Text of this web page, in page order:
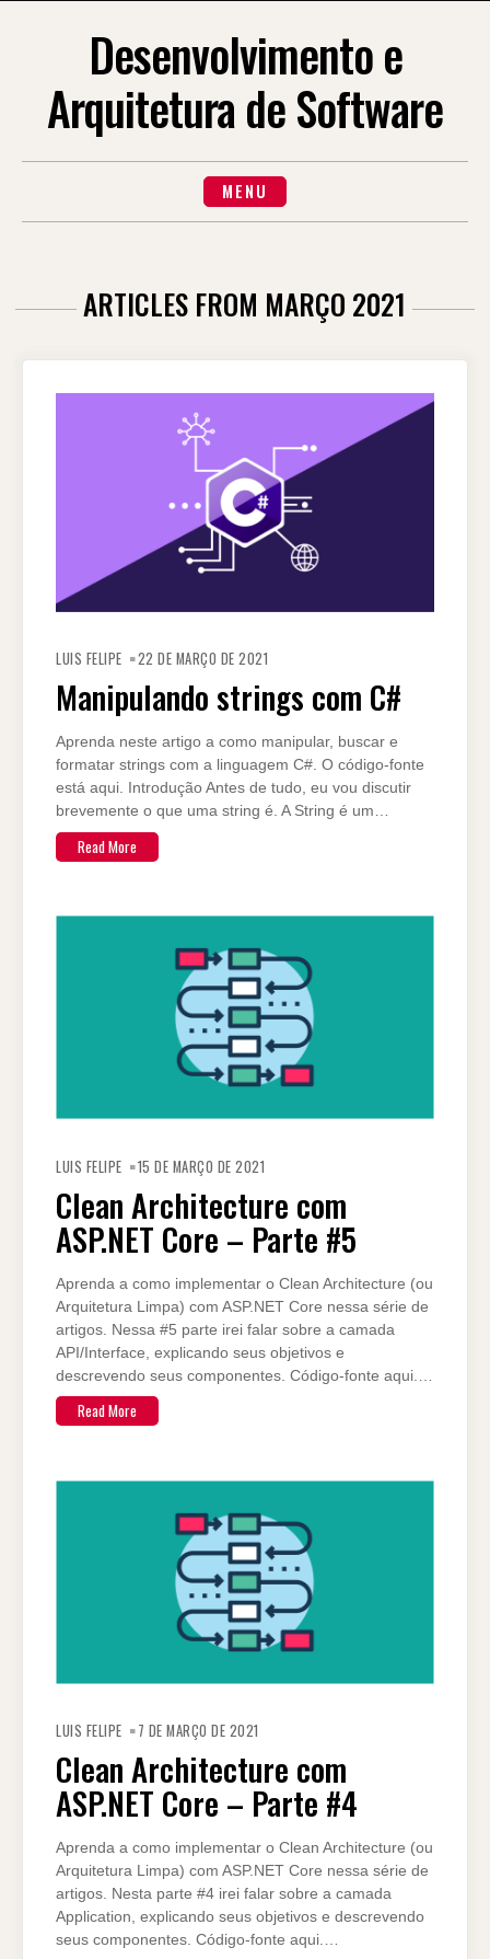
Desenvolvimento e
Arquitetura de Software
MENU
ARTICLES FROM MARÇO 2021
LUIS FELIPE 22 DE MARÇO DE 2021
Manipulando strings com C#
Aprenda neste artigo a como manipular, buscar e
formatar strings com a linguagem C#. O código-fonte
está aqui. Introdução Antes de tudo, eu vou discutir
brevemente o que uma string é. A String é um…
Read More
LUIS FELIPE 15 DE MARÇO DE 2021
Clean Architecture com
ASP.NET Core – Parte #5
Aprenda a como implementar o Clean Architecture (ou
Arquitetura Limpa) com ASP.NET Core nessa série de
artigos. Nessa #5 parte irei falar sobre a camada
API/Interface, explicando seus objetivos e
descrevendo seus componentes. Código-fonte aqui.…
Read More
LUIS FELIPE 7 DE MARÇO DE 2021
Clean Architecture com
ASP.NET Core – Parte #4
Aprenda a como implementar o Clean Architecture (ou
Arquitetura Limpa) com ASP.NET Core nessa série de
artigos. Nesta parte #4 irei falar sobre a camada
Application, explicando seus objetivos e descrevendo
seus componentes. Código-fonte aqui.…